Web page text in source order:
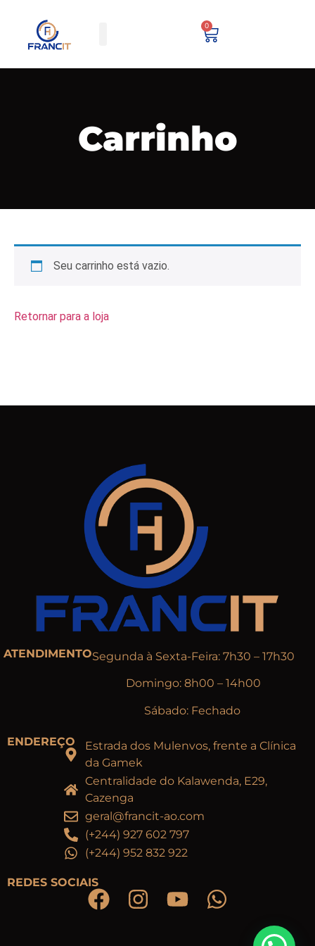
0
Carrinho
Seu carrinho está vazio.
Retornar para a loja
ATENDIMENTOSegunda à Sexta-Feira: 7h30 – 17h30
Domingo: 8h00 – 14h00
Sábado: Fechado
ENDEREÇO
Estrada dos Mulenvos, frente a Clínica
da Gamek
Centralidade do Kalawenda, E29,
Cazenga
geral@francit-ao.com
(+244) 927 602 797
(+244) 952 832 922
REDES SOCIAIS